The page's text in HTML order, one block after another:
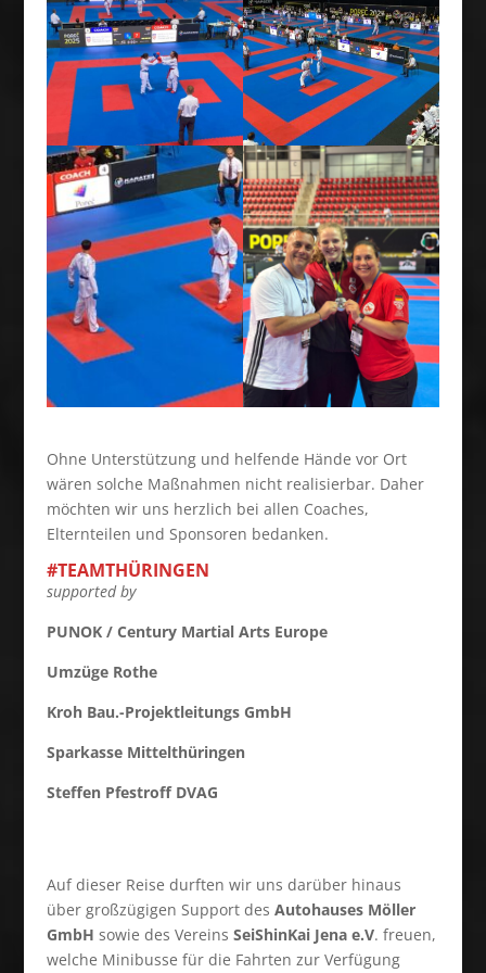
Ohne Unterstützung und helfende Hände vor Ort
wären solche Maßnahmen nicht realisierbar. Daher
möchten wir uns herzlich bei allen Coaches,
Elternteilen und Sponsoren bedanken.
#TEAMTHÜRINGEN
supported by
PUNOK / Century Martial Arts Europe
Umzüge Rothe
Kroh Bau.-Projektleitungs GmbH
Sparkasse Mittelthüringen
Steffen Pfestroff DVAG
Auf dieser Reise durften wir uns darüber hinaus
über großzügigen Support des Autohauses Möller
GmbH sowie des Vereins SeiShinKai Jena e.V. freuen,
welche Minibusse für die Fahrten zur Verfügung